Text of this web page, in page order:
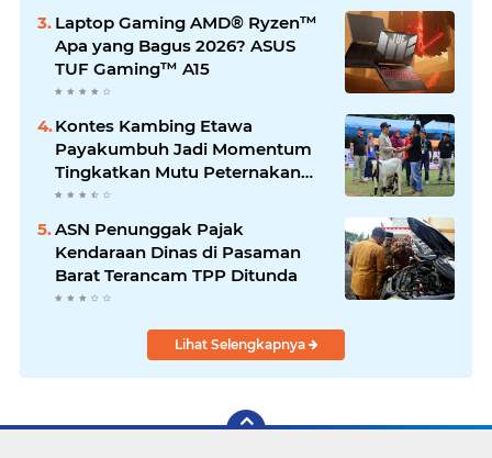
Laptop Gaming AMD® Ryzen™
Apa yang Bagus 2026? ASUS
TUF Gaming™ A15
Kontes Kambing Etawa
Payakumbuh Jadi Momentum
Tingkatkan Mutu Peternakan
Lokal
ASN Penunggak Pajak
Kendaraan Dinas di Pasaman
Barat Terancam TPP Ditunda
Lihat Selengkapnya